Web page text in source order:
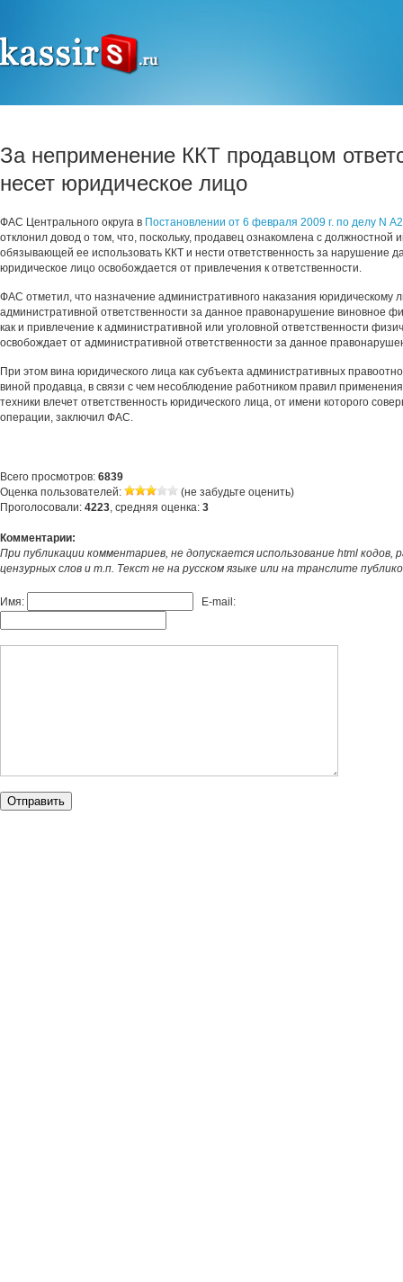
За неприменение ККТ продавцом
несет юридическое лицо
ФАС Центрального округа в Постановлении от 6 февраля 2009 г. по делу N
отклонил довод о том, что, поскольку, продавец ознакомлена с должностной
обязывающей ее использовать ККТ и нести ответственность за нарушение
юридическое лицо освобождается от привлечения к ответственности.
ФАС отметил, что назначение административного наказания юридическому
административной ответственности за данное правонарушение виновное
как и привлечение к административной или уголовной ответственности
освобождает от административной ответственности за данное
При этом вина юридического лица как субъекта административных
виной продавца, в связи с чем несоблюдение работником правил
техники влечет ответственность юридического лица, от имени которого
операции, заключил ФАС.
Всего просмотров: 6839
Оценка пользователей:
(не забудьте оценить)
Проголосовали: 4223, средняя оценка: 3
Комментарии:
При публикации комментариев, не допускается использование html кодов,
цензурных слов и т.п. Текст не на русском языке или на транслите
Имя: E-mail: